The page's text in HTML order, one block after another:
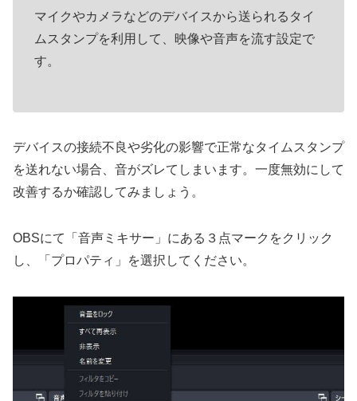
マイクやカメラなどのデバイスから送られるタイ
ムスタンプを利用して、映像や音声を流す設定で
す。
デバイスの接続不良や劣化の影響で正常なタイムスタンプ
を送れない場合、音がズレてしまいます。一度無効にして
改善するか確認してみましょう。
OBSにて「音声ミキサー」にある３点マークをクリック
し、「プロパティ」を選択してください。